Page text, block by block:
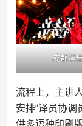
成都演
流程上，主讲
安排“译员协调